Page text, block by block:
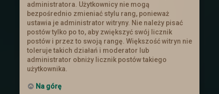
administratora. Użytkownicy nie mogą
bezpośrednio zmieniać stylu rang, ponieważ
ustawia je administrator witryny. Nie należy pisać
postów tylko po to, aby zwiększyć swój licznik
postów i przez to swoją rangę. Większość witryn nie
toleruje takich działań i moderator lub
administrator obniży licznik postów takiego
użytkownika.
Na górę